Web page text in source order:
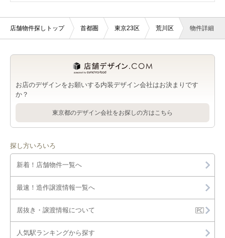
店舗物件探しトップ 首都圏 東京23区 荒川区 物件詳細
お店のデザインをお願いする内装デザイン会社はお決まりです
か？
東京都のデザイン会社をお探しの方はこちら
探し方いろいろ
新着！店舗物件一覧へ
最速！造作譲渡情報一覧へ
居抜き・譲渡情報について
人気駅ランキングから探す